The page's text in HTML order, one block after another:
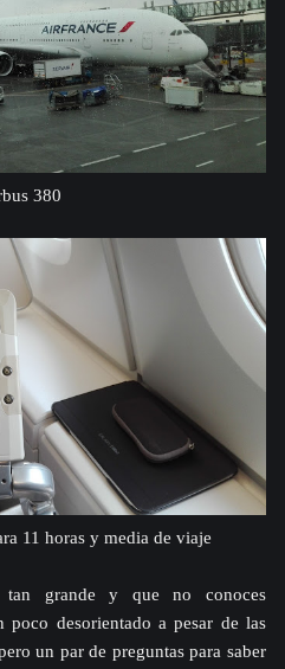
380
11 horas y media de viaje
grande y que no conoces
poco desorientado a pesar de las
un par de preguntas para saber